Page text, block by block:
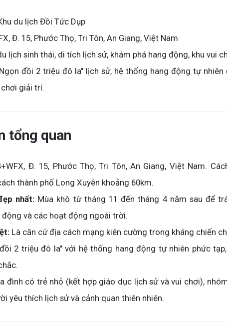
du lịch Đồi Tức Dụp
Đ. 15, Phước Thọ, Tri Tôn, An Giang, Việt Nam
lịch sinh thái, di tích lịch sử, khám phá hang động, khu vui
đồi 2 triệu đô la" lịch sử, hệ thống hang động tự nhiên
chơi giải trí.
tổng quan
Đ. 15, Phước Thọ, Tri Tôn, An Giang, Việt Nam.
thành phố Long Xuyên khoảng 60km.
nhất: Mùa khô từ tháng 11 đến tháng 4 năm sau để
động và các hoạt động ngoài trời.
Là căn cứ địa cách mạng kiên cường trong kháng chiến
2 triệu đô la" với hệ thống hang động tự nhiên phức
đình có trẻ nhỏ (kết hợp giáo dục lịch sử và vui chơi),
yêu thích lịch sử và cảnh quan thiên nhiên.